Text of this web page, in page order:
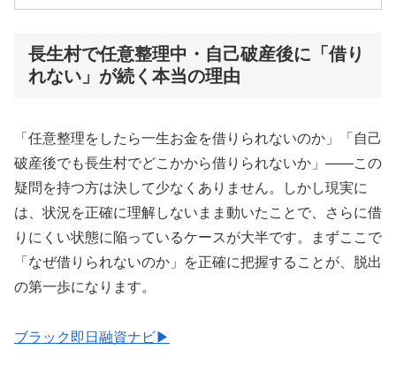
長生村で任意整理中・自己破産後に「借り
れない」が続く本当の理由
「任意整理をしたら一生お金を借りられないのか」「自己
破産後でも長生村でどこかから借りられないか」——この
疑問を持つ方は決して少なくありません。しかし現実に
は、状況を正確に理解しないまま動いたことで、さらに借
りにくい状態に陥っているケースが大半です。まずここで
「なぜ借りられないのか」を正確に把握することが、脱出
の第一歩になります。
ブラック即日融資ナビ▶